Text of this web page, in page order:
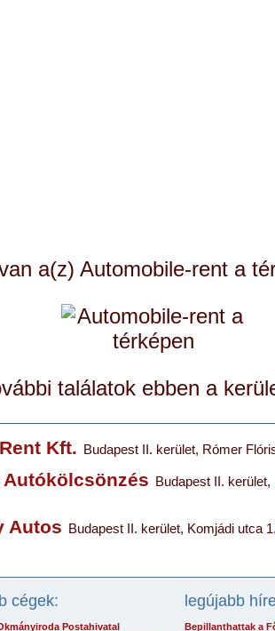
a(z) Automobile-rent a
találatok ebben a
Kft. Budapest II. kerület, Rómer
Autókölcsönzés Budapest II.
Autos Budapest II. kerület, Komjádi utca
cégek:
Postahivatal
legújabb
Bepillanthattak a